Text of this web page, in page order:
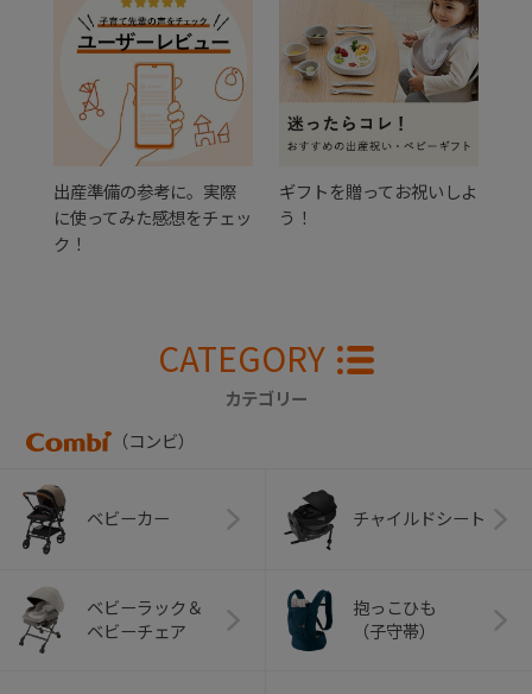
出産準備の参考に。実際
に使ってみた感想をチェッ
ク！
ギフトを贈ってお祝いしよ
う！
CATEGORY
カテゴリー
（コンビ）
ベビーカー チャイルドシート
ベビーラック＆
ベビーチェア
抱っこひも
（子守帯）